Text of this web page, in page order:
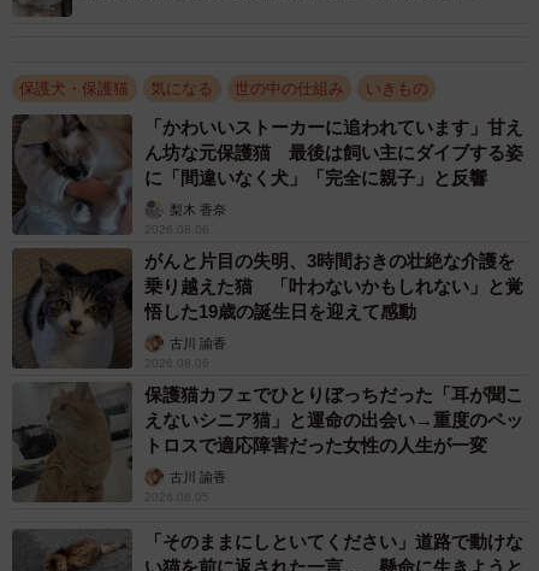
保護当時の写真=chobico_abyさん提供
当日、保護した子猫で保護猫を預かる人の家はパンク状
態。メイちゃん達は8頭いたようで、全頭保護するのが厳し
かった。捕獲器で捕獲後、餌場もあったのでTNRする予定
で耳カットをしたが、人慣れしそうな感じがしたので、メ
イちゃんと兄妹は保護されたという。兄妹は今も里親を募
集している。
保護犬・保護猫 気になる 世の中の仕組み いきもの
「かわいいストーカーに追われています」甘え
ん坊な元保護猫 最後は飼い主にダイブする姿
に「間違いなく犬」「完全に親子」と反響
梨木 香奈
2026.08.06
がんと片目の失明、3時間おきの壮絶な介護を
乗り越えた猫 「叶わないかもしれない」と覚
悟した19歳の誕生日を迎えて感動
古川 諭香
2026.08.06
保護猫カフェでひとりぼっちだった「耳が聞こ
えないシニア猫」と運命の出会い→重度のペッ
トロスで適応障害だった女性の人生が一変
古川 諭香
2026.08.05
「そのままにしといてください」道路で動けな
い猫を前に返された一言… 懸命に生きようと